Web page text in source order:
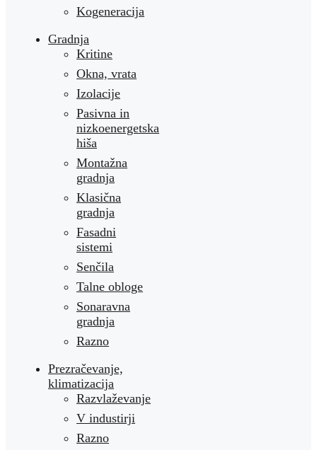
Kogeneracija
Gradnja
Kritine
Okna, vrata
Izolacije
Pasivna in
nizkoenergetska
hiša
Montažna
gradnja
Klasična
gradnja
Fasadni
sistemi
Senčila
Talne obloge
Sonaravna
gradnja
Razno
Prezračevanje,
klimatizacija
Razvlaževanje
V industirji
Razno